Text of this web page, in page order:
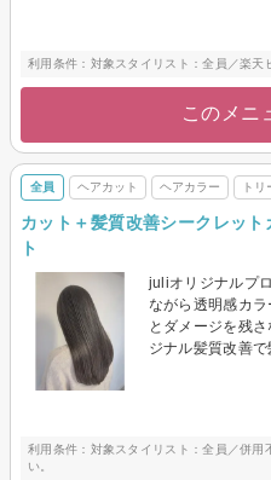
利用条件：対象スタイリスト：全員／楽天
このメニ
全員 ヘアカット ヘアカラー トリ
カット＋髪質改善シークレッ
ト
juliオリジナルプ
ながら透明感カ
とダメージを残
ジナル髪質改善で
利用条件：対象スタイリスト：全員／併用
い。